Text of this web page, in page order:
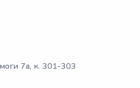
7а, к. 301-303